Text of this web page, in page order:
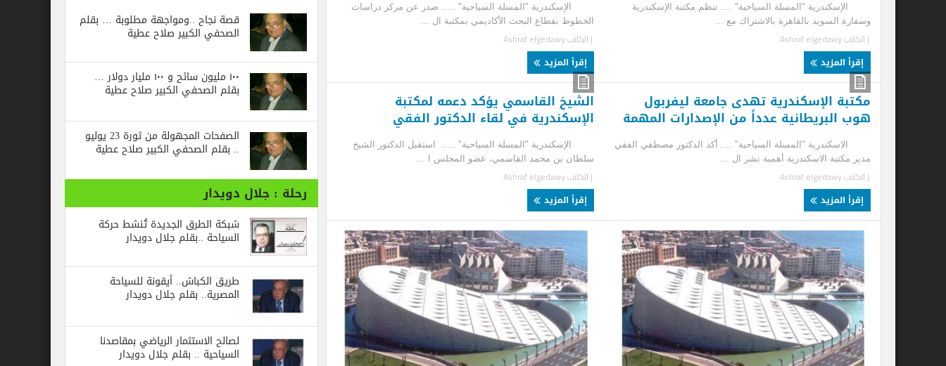
الإسكندرية "المسلة السياحية" .... تنظم مكتبة الإسكندرية
وسفارة السويد بالقاهرة بالاشتراك مع ...
Ashraf elgedawy
الإسكندرية "المسلة السياحية" ..... صدر عن مركز دراسات
الخطوط بقطاع البحث الأكاديمي بمكتبة ال ...
Ashraf elgedawy
مكتبة الإسكندرية تهدى جامعة ليفربول
هوب البريطانية عدداً من الإصدارات المهمة
الاسكندرية "المسلة السياحية" .... أكد الدكتور مصطفي الفقي
مدير مكتبة الاسكندرية أهمية نشر ال ...
Ashraf elgedawy
الشيخ القاسمي يؤكد دعمه لمكتبة
الإسكندرية في لقاء الدكتور الفقي
الإسكندرية "المسلة السياحية" ..... استقبل الدكتور الشيخ
سلطان بن محمد القاسمي، عضو المجلس ا ...
Ashraf elgedawy
قصة نجاح ..ومواجهة مطلوبة … بقلم
الصحفي الكبير صلاح عطية
١٠٠ مليون سائح و ١٠٠ مليار دولار …
بقلم الصحفي الكبير صلاح عطية
الصفحات المجهولة من ثورة 23 يوليو
.. بقلم الصحفي الكبير صلاح عطية
رحلة : جلال دويدار
شبكة الطرق الجديدة تُنشط حركة
السياحة ..بقلم جلال دويدار
طريق الكباش.. أيقونة للسياحة
المصرية.. بقلم جلال دويدار
لصالح الاستثمار الرياضي بمقاصدنا
السياحية .. بقلم جلال دويدار